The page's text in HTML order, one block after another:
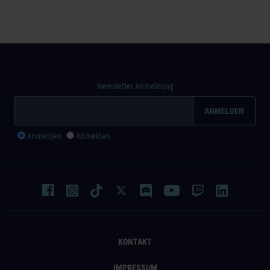
KONTAKT
Newsletter Anmeldung
Anmelden Abmelden